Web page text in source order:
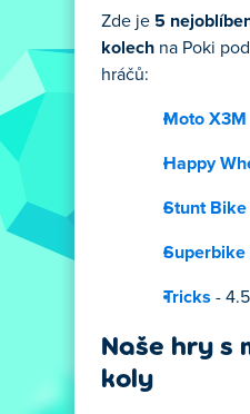
Zde je 5
kolech na Poki
hráčů:
Moto X3M
Happy
Stunt Bike
Superbike
Tricks - 4.5
Naše hry s
koly